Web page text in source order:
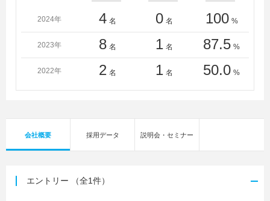
2024年 4 名 0 名 100 %
2023年 8 名 1 名 87.5 %
2022年 2 名 1 名 50.0 %
会社概要 採用データ 説明会・セミナー
エントリー （全1件）